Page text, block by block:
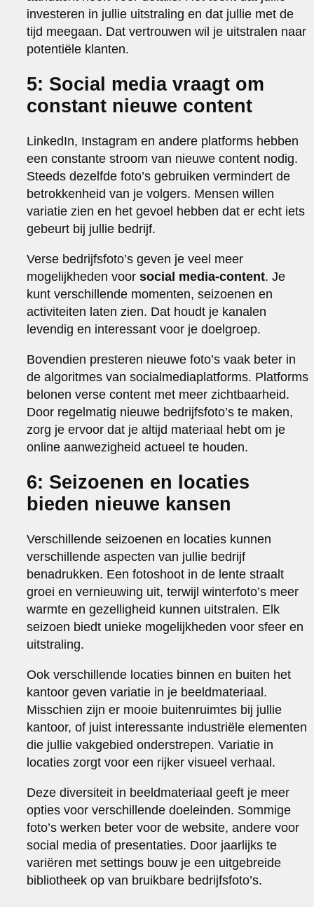
investeren in jullie uitstraling en dat jullie met de
tijd meegaan. Dat vertrouwen wil je uitstralen naar
potentiële klanten.
5: Social media vraagt om
constant nieuwe content
LinkedIn, Instagram en andere platforms hebben
een constante stroom van nieuwe content nodig.
Steeds dezelfde foto’s gebruiken vermindert de
betrokkenheid van je volgers. Mensen willen
variatie zien en het gevoel hebben dat er echt iets
gebeurt bij jullie bedrijf.
Verse bedrijfsfoto’s geven je veel meer
mogelijkheden voorsocial media-content. Je
kunt verschillende momenten, seizoenen en
activiteiten laten zien. Dat houdt je kanalen
levendig en interessant voor je doelgroep.
Bovendien presteren nieuwe foto’s vaak beter in
de algoritmes van socialmediaplatforms. Platforms
belonen verse content met meer zichtbaarheid.
Door regelmatig nieuwe bedrijfsfoto’s te maken,
zorg je ervoor dat je altijd materiaal hebt om je
online aanwezigheid actueel te houden.
6: Seizoenen en locaties
bieden nieuwe kansen
Verschillende seizoenen en locaties kunnen
verschillende aspecten van jullie bedrijf
benadrukken. Een fotoshoot in de lente straalt
groei en vernieuwing uit, terwijl winterfoto’s meer
warmte en gezelligheid kunnen uitstralen. Elk
seizoen biedt unieke mogelijkheden voor sfeer en
uitstraling.
Ook verschillende locaties binnen en buiten het
kantoor geven variatie in je beeldmateriaal.
Misschien zijn er mooie buitenruimtes bij jullie
kantoor, of juist interessante industriële elementen
die jullie vakgebied onderstrepen. Variatie in
locaties zorgt voor een rijker visueel verhaal.
Deze diversiteit in beeldmateriaal geeft je meer
opties voor verschillende doeleinden. Sommige
foto’s werken beter voor de website, andere voor
social media of presentaties. Door jaarlijks te
variëren met settings bouw je een uitgebreide
bibliotheek op van bruikbare bedrijfsfoto’s.